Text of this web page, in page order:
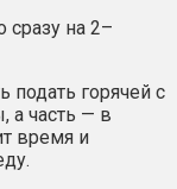
на 2–
подать горячей с
а часть — в
время и